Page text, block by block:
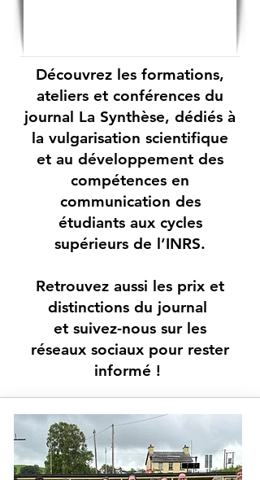
Découvrez les formations,
ateliers et conférences du
journal La Synthèse, dédiés à
la vulgarisation scientifique
et au développement des
compétences en
communication des
étudiants aux cycles
supérieurs de l’INRS.
Retrouvez aussi les prix et
distinctions du journal
et suivez-nous sur les
réseaux sociaux pour rester
informé !